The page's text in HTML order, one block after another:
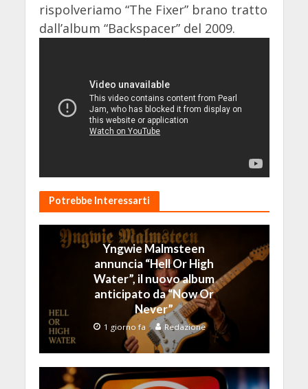
rispolveriamo “The Fixer” brano tratto
dall’album “Backspacer” del 2009.
Potrebbe Interessarti
Yngwie Malmsteen
annuncia “Hell Or High
Water”, il nuovo album
anticipato da “Now Or
Never”
1 giorno fa Redazione